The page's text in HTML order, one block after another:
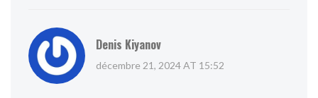
Denis Kiyanov
décembre 21, 2024 AT 15:52